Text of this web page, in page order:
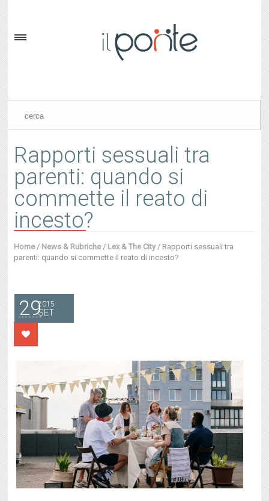
Rapporti sessuali tra
parenti: quando si
commette il reato di
incesto?
Home / News & Rubriche / Lex & The City / Rapporti sessuali tra
parenti: quando si commette il reato di incesto?
292015
SET